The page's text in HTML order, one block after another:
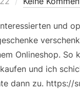
und
Onlineshop. So
und ich
dann zu. https://